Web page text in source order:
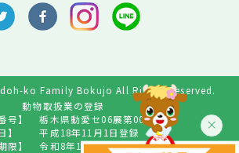
ko Family Bokujo All Rights Reserved.
動物取扱業の登録
号】
栃木県動愛セ06展第009号
】
平成18年11月1日登録
限】
令和8年10月31日